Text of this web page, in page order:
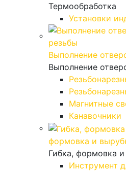
Термообработка
Установки
Выполнение
Выполнение
Магнитные
Канавочники
формовка и
Гибка, формовка
Инструмент